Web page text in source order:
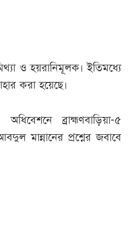
ও হয়রানিমূলক। ইতিমধ্যে
করা হয়েছে।
ব্রাহ্মণবাড়িয়া-৫
মান্নানের প্রশ্নের জবাবে